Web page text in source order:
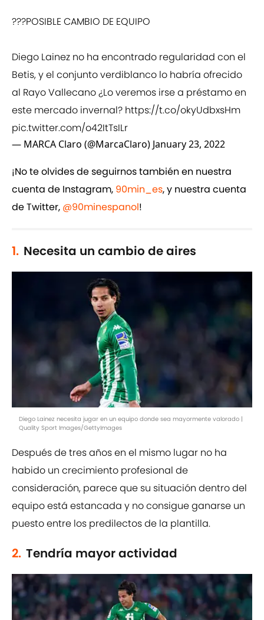
???POSIBLE CAMBIO DE EQUIPO
Diego Lainez no ha encontrado regularidad con el
Betis, y el conjunto verdiblanco lo habría ofrecido
al Rayo Vallecano ¿Lo veremos irse a préstamo en
este mercado invernal? https://t.co/okyUdbxsHm
pic.twitter.com/o42ItTsILr
— MARCA Claro (@MarcaClaro) January 23, 2022
¡No te olvides de seguirnos también en nuestra
cuenta de Instagram, 90min_es, y nuestra cuenta
de Twitter, @90minespanol!
1. Necesita un cambio de aires
Diego Lainez necesita jugar en un equipo donde sea mayormente valorado |
Quality Sport Images/GettyImages
Después de tres años en el mismo lugar no ha
habido un crecimiento profesional de
consideración, parece que su situación dentro del
equipo está estancada y no consigue ganarse un
puesto entre los predilectos de la plantilla.
2. Tendría mayor actividad